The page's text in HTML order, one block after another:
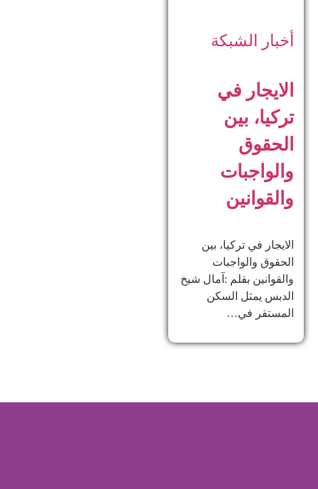
أخبار الشبكة
الايجار في
تركيا، بين
الحقوق
والواجبات
والقوانين
الايجار في تركيا، بين
الحقوق والواجبات
والقوانين بقلم :آمال شيخ
الدبس يمثل السكن
المستقر في…